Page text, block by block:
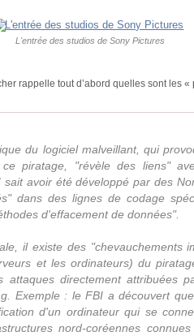
L'entrée des studios de Sony Pictures
rappelle tout d’abord quelles sont les «
du logiciel malveillant, qui
piratage, "révèle des liens"
avoir été développé par des
dans des lignes de codage
d'effacement de données".
il existe des "chevauchements
et les ordinateurs) du
attaques directement attribuées
Exemple : le FBI a découvert
d'un ordinateur qui se
nord-coréennes